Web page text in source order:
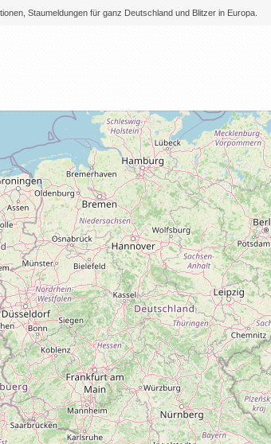
Staumeldungen für ganz Deutschland und Blitzer in Europa.